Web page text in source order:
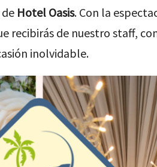
Hotel Oasis. Con la
de nuestro staff,
inolvidable.